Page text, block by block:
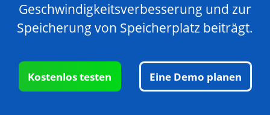
Geschwindigkeitsverbesserung und zur
Speicherung von Speicherplatz beiträgt.
Kostenlos testen Eine Demo planen